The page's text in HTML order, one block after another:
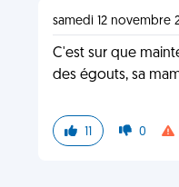
samedi 12 novembre
C'est sur que
des égouts, sa
11 0